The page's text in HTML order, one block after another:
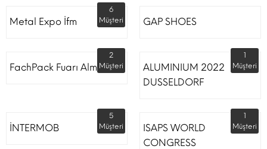
Metal Expo İfm
6
Müşteri
GAP SHOES
FachPack Fuarı Almanya
2
Müşteri
ALUMINIUM 2022
DUSSELDORF
1
Müşteri
İNTERMOB
5
Müşteri
ISAPS WORLD
CONGRESS
1
Müşteri